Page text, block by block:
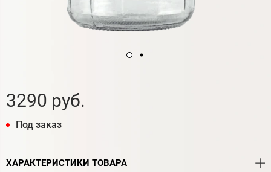
3290 руб.
Под заказ
ХАРАКТЕРИСТИКИ ТОВАРА